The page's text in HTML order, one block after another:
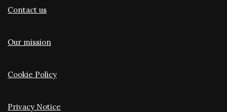
Contact us
Our mission
Cookie Policy
Privacy Notice